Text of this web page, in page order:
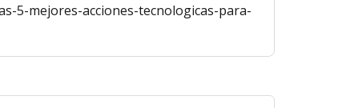
5-mejores-acciones-tecnologicas-para-